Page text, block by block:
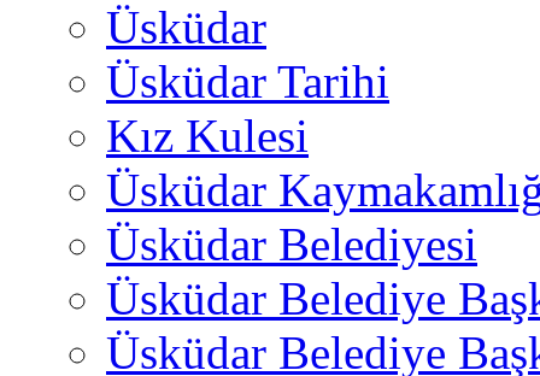
Üsküdar
Üsküdar Tarihi
Kız Kulesi
Üsküdar
Üsküdar Belediyesi
Üsküdar Belediye
Üsküdar Belediye